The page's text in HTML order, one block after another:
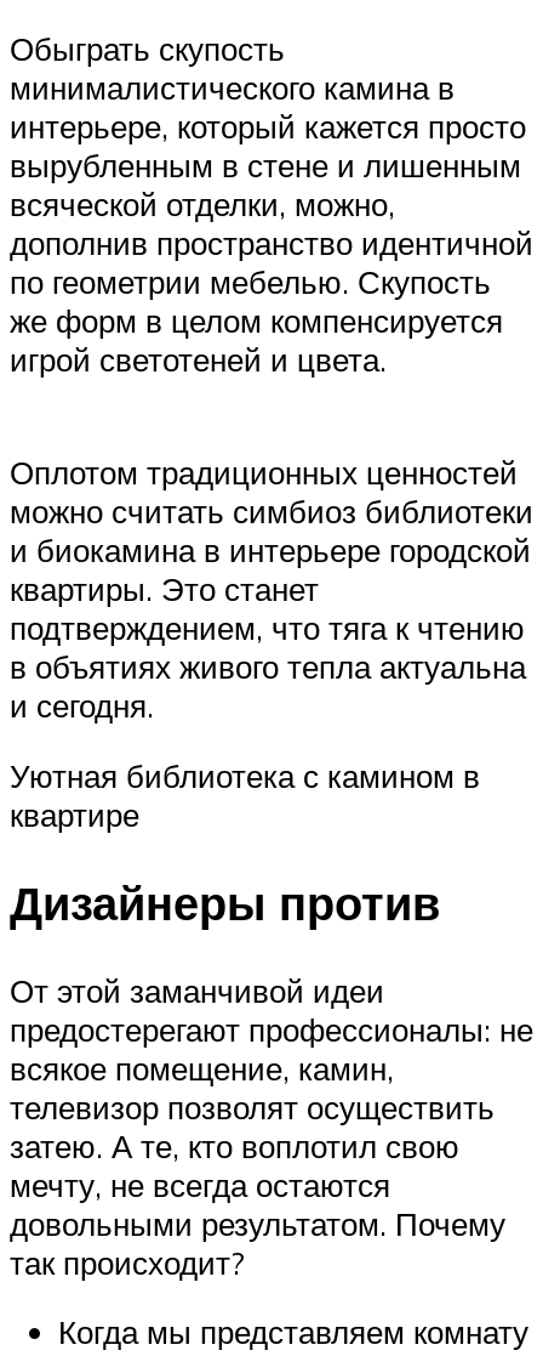
Обыграть скупость
минималистического камина в
интерьере, который кажется просто
вырубленным в стене и лишенным
всяческой отделки, можно,
дополнив пространство идентичной
по геометрии мебелью. Скупость
же форм в целом компенсируется
игрой светотеней и цвета.
Оплотом традиционных ценностей
можно считать симбиоз библиотеки
и биокамина в интерьере городской
квартиры. Это станет
подтверждением, что тяга к чтению
в объятиях живого тепла актуальна
и сегодня.
Уютная библиотека с камином в
квартире
Дизайнеры против
От этой заманчивой идеи
предостерегают профессионалы: не
всякое помещение, камин,
телевизор позволят осуществить
затею. А те, кто воплотил свою
мечту, не всегда остаются
довольными результатом. Почему
так происходит?
Когда мы представляем комнату